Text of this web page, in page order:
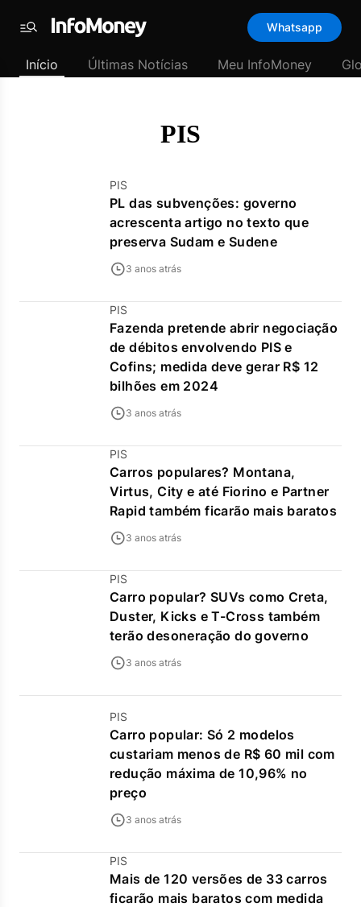
padrão
Últimas
Menu
Whatsapp
Início Últimas Notícias Meu InfoMoney
PIS
PIS
PL das subvenções: governo
acrescenta artigo no texto que
preserva Sudam e Sudene
3 anos atrás
PIS
Fazenda pretende abrir negociação
de débitos envolvendo PIS e
Cofins; medida deve gerar R$ 12
bilhões em 2024
3 anos atrás
PIS
Carros populares? Montana,
Virtus, City e até Fiorino e Partner
Rapid também ficarão mais baratos
3 anos atrás
PIS
Carro popular? SUVs como Creta,
Duster, Kicks e T-Cross também
terão desoneração do governo
3 anos atrás
PIS
Carro popular: Só 2 modelos
custariam menos de R$ 60 mil com
redução máxima de 10,96% no
preço
3 anos atrás
PIS
Mais de 120 versões de 33 carros
ficarão mais baratos com medida